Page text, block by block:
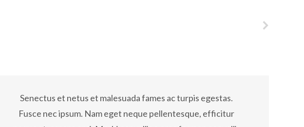
Lorem ipsum dolor
Ut sit amet semper ligula, non ullamcorper arcu. Proin
Senectus et netus et malesuada fames ac turpis egestas.
Fusce nec ipsum. Nam eget neque pellentesque, efficitur